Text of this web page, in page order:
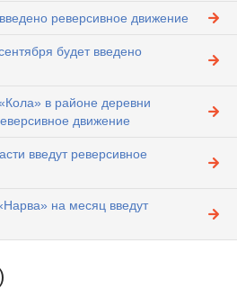
реверсивное движение
будет введено
в районе деревни
движение
введут реверсивное
на месяц введут